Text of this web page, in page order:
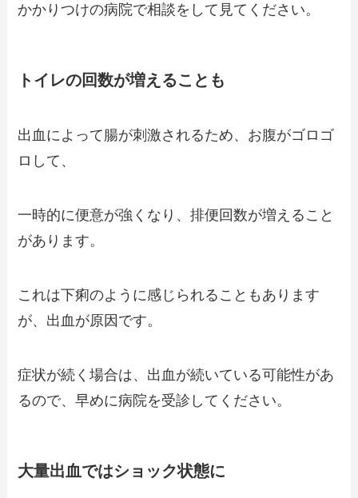
かかりつけの病院で相談をして見てください。
トイレの回数が増えることも
出血によって腸が刺激されるため、お腹がゴロゴ
ロして、
一時的に便意が強くなり、排便回数が増えること
があります。
これは下痢のように感じられることもあります
が、出血が原因です。
症状が続く場合は、出血が続いている可能性があ
るので、早めに病院を受診してください。
大量出血ではショック状態に